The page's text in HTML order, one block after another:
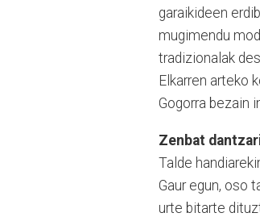
garaikideen
mugimendu
tradizionalak
Elkarren arteko
Gogorra bezain
Zenbat
Talde
Gaur egun, oso
urte bitarte